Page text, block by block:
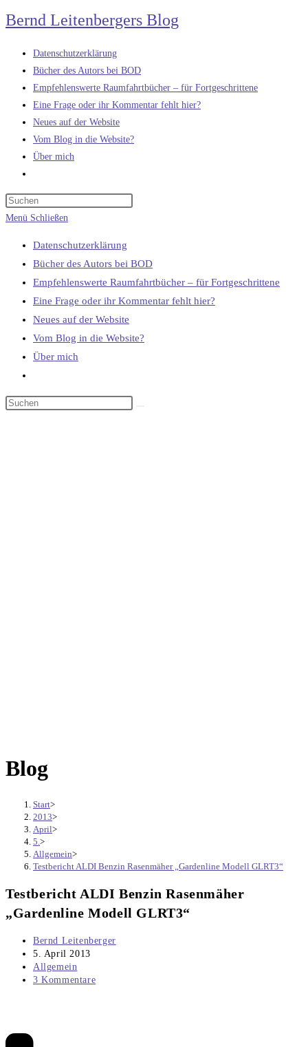
Zum
Inhalt
springen
Bernd Leitenbergers Blog
Datenschutzerklärung
Bücher des Autors bei BOD
Empfehlenswerte Raumfahrtbücher – für Fortgeschrittene
Eine Frage oder ihr Kommentar fehlt hier?
Neues auf der Website
Vom Blog in die Website?
Über mich
umschalten
Menü Schließen
Datenschutzerklärung
Bücher des Autors bei BOD
Empfehlenswerte Raumfahrtbücher – für Fortgeschrittene
Eine Frage oder ihr Kommentar fehlt hier?
Neues auf der Website
Vom Blog in die Website?
Über mich
umschalten
Blog
Start>
2013>
April>
5. >
Allgemein>
Testbericht ALDI Benzin Rasenmäher „Gardenline Modell GLRT3“
Testbericht ALDI Benzin Rasenmäher
„Gardenline Modell GLRT3“
Beitrags-
Autor:
Bernd Leitenberger
Beitrag
veröffentlicht:
5. April 2013
Beitrags-
Kategorie:
Allgemein
Beitrags-
3 Kommentare